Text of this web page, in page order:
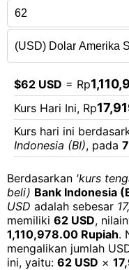
Daftar
Kurs
Bank
$62 USD = Rp
Kurs Hari Ini, Rp
Kurs hari ini
Indonesia (BI), pada
Berdasarkan 'kurs
beli) Bank Indonesia
USD adalah sebesar
memiliki 62 USD,
1,110,978.00 Rupiah.
mengalikan jumlah
ini, yaitu: 62 USD ×